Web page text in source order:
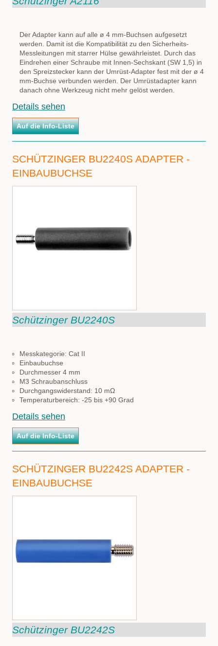
Der Adapter kann auf alle ø 4 mm-Buchsen aufgesetzt
werden. Damit ist die Kompatibilität zu den Sicherheits-
Messleitungen mit starrer Hülse gewährleistet. Durch das
Eindrehen einer Schraube mit Innen-Sechskant (SW 1,5) in
den Spreizstecker kann der Umrüst-Adapter fest mit der ø 4
mm-Buchse verbunden werden. Der Umrüstadapter kann
danach ohne Werkzeug nicht mehr gelöst werden.
Details sehen
SCHÜTZINGER BU2240S ADAPTER -
EINBAUBUCHSE
Schützinger BU2240S
Messkategorie: Cat II
Einbaubuchse
Durchmesser 4 mm
M3 Schraubanschluss
Durchgangswiderstand: 10 mΩ
Temperaturbereich: -25 bis +90 Grad
Details sehen
SCHÜTZINGER BU2242S ADAPTER -
EINBAUBUCHSE
Schützinger BU2242S